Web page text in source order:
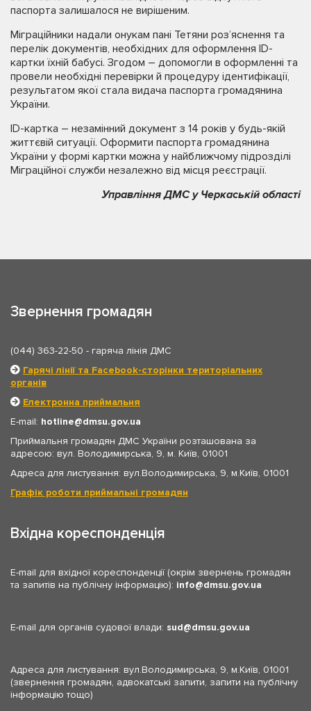
паспорта залишалося не вирішеним.
Міграційники надали онукам пані Тетяни роз’яснення та
перелік документів, необхідних для оформлення ID-
картки їхній бабусі. Згодом – допомогли в оформленні та
провели необхідні перевірки й процедуру ідентифікації,
результатом якої стала видача паспорта громадянина
України.
ID-картка – незамінний документ з 14 років у будь-якій
життєвій ситуації. Оформити паспорта громадянина
України у формі картки можна у найближчому підрозділі
Міграційної служби незалежно від місця реєстрації.
Управління ДМС у Черкаській області
Звернення громадян
(044) 363-22-50 - гаряча лінія ДМС
Гарячі лінії та Facebook-сторінки територіальних
органів
Електронна приймальня
E-mail: hotline
dmsu.gov.ua
Приймальня громадян ДМС України розташована за
адресою: вул. Володимирська, 9, м. Київ, 01001
Адреса для листування: вул.Володимирська, 9, м.Київ, 01001
Графік роботи приймальні громадян
Вхідна кореспонденція
E-mail для вхідної кореспонденції (окрім звернень громадян
та запитів на публічну інформацію): info dmsu.gov.ua
E-mail для органів судової влади: sud dmsu.gov.ua
Адреса для листування: вул.Володимирська, 9, м.Київ, 01001
(звернення громадян, адвокатські запити, запити на публічну
інформацію тощо)